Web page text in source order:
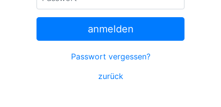
anmelden
Passwort vergessen?
zurück